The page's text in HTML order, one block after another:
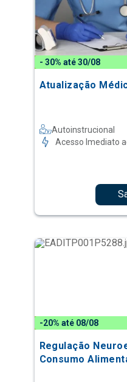
- 30% até 30/08
Atualização
Autoinstrucional
Acesso Imediato
-20% até 08/08
Regulação
Consumo